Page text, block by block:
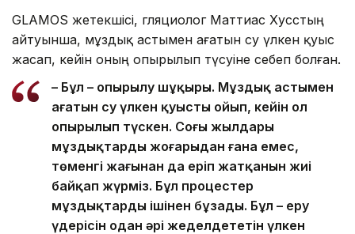
GLAMOS жетекшісі, гляциолог Маттиас Хусстың
айтуынша, мұздық астымен ағатын су үлкен қуыс
жасап, кейін оның опырылып түсуіне себеп болған.
– Бұл – опырылу шұңқыры. Мұздық астымен
ағатын су үлкен қуысты ойып, кейін ол
опырылып түскен. Соңғы жылдары
мұздықтардың жоғарыдан ғана емес,
төменгі жағынан да еріп жатқанын жиі
байқап жүрміз. Бұл процестер
мұздықтарды ішінен бұзады. Бұл – еру
үдерісін одан әрі жеделдететін үлкен